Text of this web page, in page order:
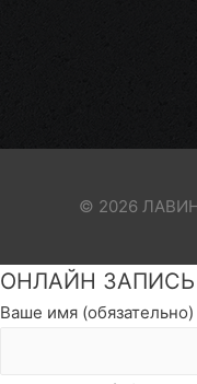
© 2026
Пролистать
наверх
ОНЛАЙН ЗАПИСЬ
Ваше имя (обязательно)